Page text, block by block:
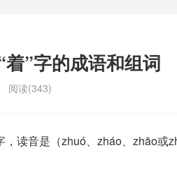
”字的成语和组词
阅读(343)
读音是（zhuó、zháo、zhāo或